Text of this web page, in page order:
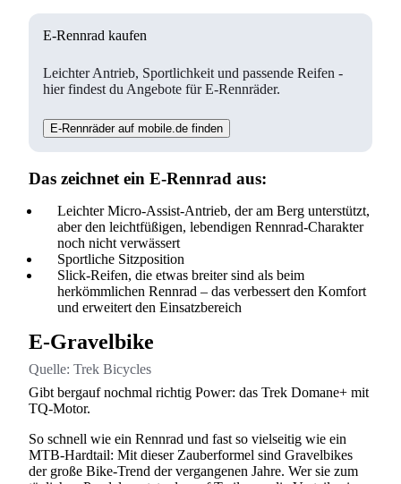
E-Rennrad kaufen
Leichter Antrieb, Sportlichkeit und passende Reifen -
hier findest du Angebote für E-Rennräder.
E-Rennräder auf mobile.de finden
Das zeichnet ein E-Rennrad aus:
Leichter Micro-Assist-Antrieb, der am Berg unterstützt,
aber den leichtfüßigen, lebendigen Rennrad-Charakter
noch nicht verwässert
Sportliche Sitzposition
Slick-Reifen, die etwas breiter sind als beim
herkömmlichen Rennrad – das verbessert den Komfort
und erweitert den Einsatzbereich
E-Gravelbike
Quelle: Trek Bicycles
Gibt bergauf nochmal richtig Power: das Trek Domane+ mit
TQ-Motor.
So schnell wie ein Rennrad und fast so vielseitig wie ein
MTB-Hardtail: Mit dieser Zauberformel sind Gravelbikes
der große Bike-Trend der vergangenen Jahre. Wer sie zum